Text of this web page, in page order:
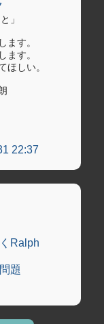
」
ます。
ます。
ほしい。
22:37
Ralph
題